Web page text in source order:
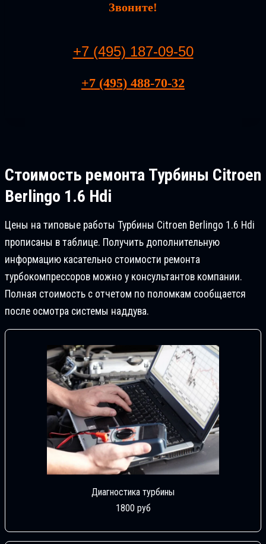
Звоните!
+7 (495) 187-09-50
+7 (495) 488-70-32
Стоимость ремонта Турбины Citroen
Berlingo 1.6 Hdi
Цены на типовые работы Турбины Citroen Berlingo 1.6 Hdi
прописаны в таблице. Получить дополнительную
информацию касательно стоимости ремонта
турбокомпрессоров можно у консультантов компании.
Полная стоимость с отчетом по поломкам сообщается
после осмотра системы наддува.
Диагностика турбины
1800 руб